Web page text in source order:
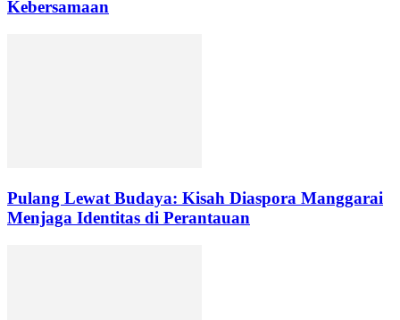
Kebersamaan
Pulang Lewat Budaya: Kisah Diaspora Manggarai
Menjaga Identitas di Perantauan